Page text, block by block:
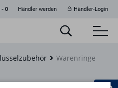
- 0 Händler werden Händler-Login
Warenringe